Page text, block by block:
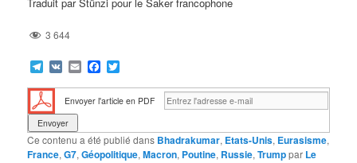
3 644
Telegram
VK EmailFacebook
Envoyer l'article en PDF
Ce contenu a été publié dans Bhadrakumar, Etats-Unis, Eurasisme,
France,G7,Géopolitique,Macron, Poutine, Russie,Trumppar Le